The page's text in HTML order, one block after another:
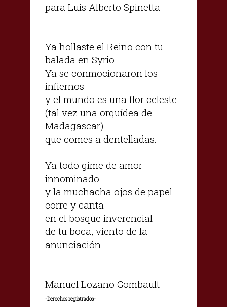
para Luis Alberto Spinetta
Ya hollaste el Reino con tu
balada en Syrio.
Ya se conmocionaron los
infiernos
y el mundo es una flor celeste
(tal vez una orquídea de
Madagascar)
que comes a dentelladas.
Ya todo gime de amor
innominado
y la muchacha ojos de papel
corre y canta
en el bosque inverencial
de tu boca, viento de la
anunciación.
Manuel Lozano Gombault
-Derechos registrados-